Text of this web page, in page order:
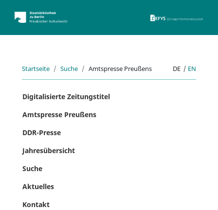
Startseite Suche Amtspresse Preußens DE | EN
Digitalisierte Zeitungstitel
Amtspresse Preußens
DDR-Presse
Jahresübersicht
Suche
Aktuelles
Kontakt